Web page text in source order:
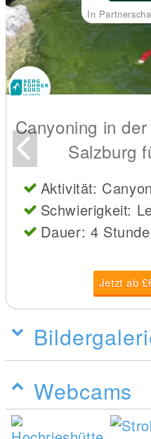
In
Canyoning in
Salzburg
Aktivität:
Schwierigkeit:
Dauer: 4
Jetzt ab
Webcams